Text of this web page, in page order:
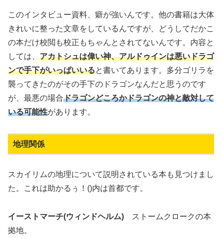
このインタビュー資料、癖が強いんです。他の書籍は大体
きれいに整った文章をしているんですが、どうしてだかこ
の本だけ校閲も校正もちゃんとされてないんです。内容と
しては、 アカトシュは偉い神、アルドゥインは悪いドラゴ
ンで手下がいっぱいいると書いてあります。多分ゴリラを
襲ってきたのがその手下のドラゴンなんだと思うのです
が、最悪の場合ドラゴンどころかドラゴンの神と敵対して
いる可能性があります。
地理関係
スカイリムの地理について説明されている本も見つけまし
た。これは助かるぅ！()内は首都です。
イーストマーチ(ウィンドヘルム) ストームクロークの本
拠地。